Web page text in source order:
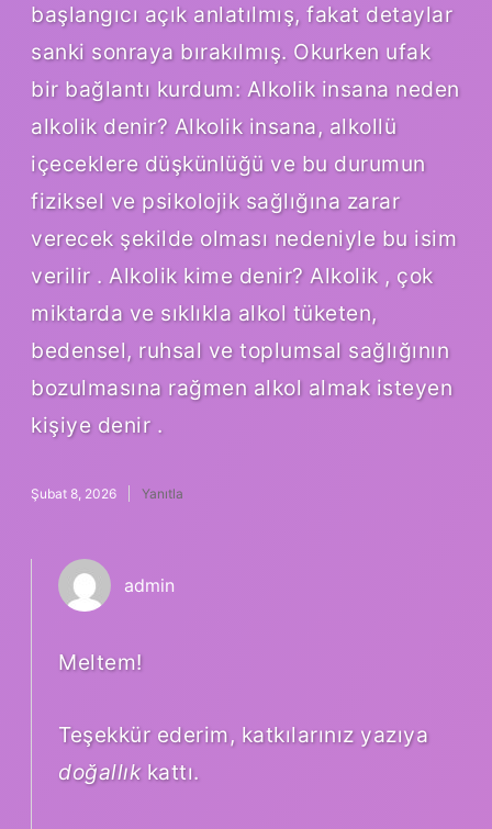
başlangıcı açık anlatılmış, fakat detaylar
sanki sonraya bırakılmış. Okurken ufak
bir bağlantı kurdum: Alkolik insana neden
alkolik denir? Alkolik insana, alkollü
içeceklere düşkünlüğü ve bu durumun
fiziksel ve psikolojik sağlığına zarar
verecek şekilde olması nedeniyle bu isim
verilir . Alkolik kime denir? Alkolik , çok
miktarda ve sıklıkla alkol tüketen,
bedensel, ruhsal ve toplumsal sağlığının
bozulmasına rağmen alkol almak isteyen
kişiye denir .
Şubat 8, 2026 Yanıtla
admin
Meltem!
Teşekkür ederim, katkılarınız yazıya
doğallıkkattı.